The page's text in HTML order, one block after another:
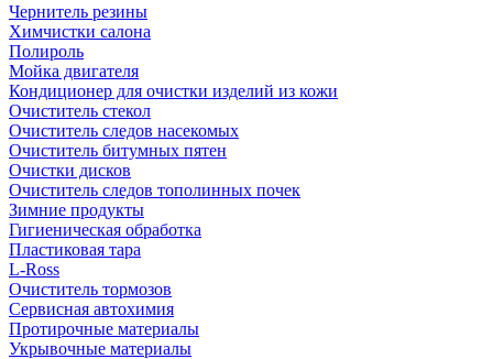
Чернитель резины
Химчистки салона
Полироль
Мойка двигателя
Кондиционер для очистки изделий из кожи
Очиститель стекол
Очиститель следов насекомых
Очиститель битумных пятен
Очистки дисков
Очиститель следов тополинных почек
Зимние продукты
Гигиеническая обработка
Пластиковая тара
L-Ross
Очиститель тормозов
Сервисная автохимия
Протирочные материалы
Укрывочные материалы